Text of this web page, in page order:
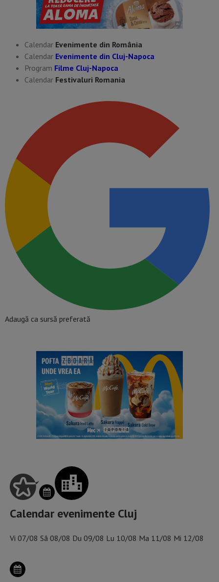
Calendar Evenimente din România
Calendar Evenimente din Cluj-Napoca
Program Filme Cluj-Napoca
Calendar Festivaluri Romania
Adaugă ca sursă preferată
Calendar evenimente Cluj
Vi 07/08 Sâ 08/08 Du 09/08 Lu 10/08 Ma 11/08 Mi 12/08